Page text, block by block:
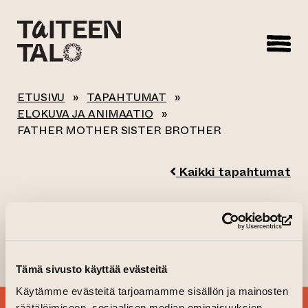
Tämä sivusto käyttää evästeitä
Käytämme evästeitä tarjoamamme sisällön ja mainosten
ETUSIVU » TAPAHTUMAT »
ELOKUVA JA ANIMAATIO »
FATHER MOTHER SISTER BROTHER
Kaikki tapahtumat
FATHER MOTHER
SISTER BROTHER